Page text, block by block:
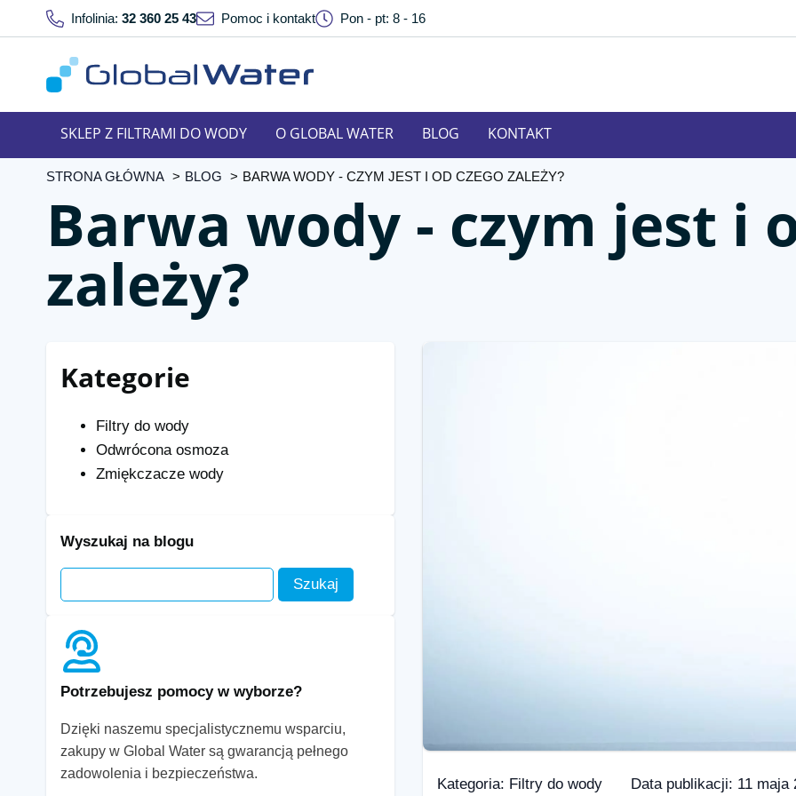
Infolinia: 32 360 25 43 Pomoc i kontakt Pon - pt: 8 - 16
SKLEP Z FILTRAMI DO WODY O GLOBAL WATER BLOG KONTAKT
STRONA GŁÓWNA BLOG BARWA WODY - CZYM JEST I OD CZEGO ZALEŻY?
Barwa wody - czym jest i
zależy?
Kategorie
Filtry do wody
Odwrócona osmoza
Zmiękczacze wody
Wyszukaj na blogu
Potrzebujesz pomocy w wyborze?
Dzięki naszemu specjalistycznemu wsparciu,
zakupy w Global Water są gwarancją pełnego
zadowolenia i bezpieczeństwa.
Kategoria: Filtry do wody Data publikacji: 11 maja